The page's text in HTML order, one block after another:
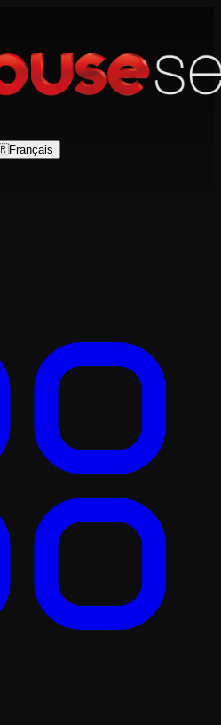
Français